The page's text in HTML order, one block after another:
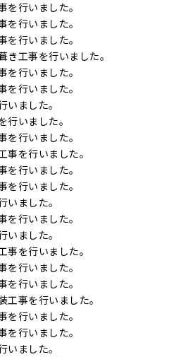
行いました。
行いました。
行いました。
き工事を行いました。
行いました。
行いました。
ました。
いました。
行いました。
事を行いました。
行いました。
行いました。
ました。
行いました。
ました。
事を行いました。
行いました。
行いました。
事を行いました。
行いました。
行いました。
ました。